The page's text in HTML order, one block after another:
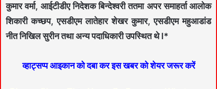
कुमार वर्मा, आईटीडीए निदेशक बिन्देश्वरी ततमा अपर समाहर्ता आलोक
शिकारी कच्छप, एसडीएम लातेहार शेखर कुमार, एसडीएम महुआडांड
नीत निखिल सुरीन तथा अन्य पदाधिकारी उपस्थित थे l*
व्हाट्सप्प आइकान को दबा कर इस खबर को शेयर जरूर करें